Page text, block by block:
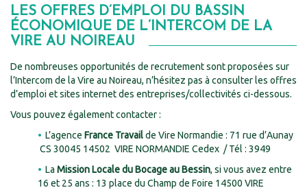
LES OFFRES D’EMPLOI DU BASSIN
ÉCONOMIQUE DE L’INTERCOM DE LA
VIRE AU NOIREAU
De nombreuses opportunités de recrutement sont proposées sur
l’Intercom de la Vire au Noireau, n’hésitez pas à consulter les offres
d’emploi et sites internet des entreprises/collectivités ci-dessous.
Vous pouvez également contacter :
L’agence France Travailde Vire Normandie : 71 rue d’Aunay
CS 30045 14502 VIRE NORMANDIE Cedex / Tél : 3949
La Mission Locale du Bocage au Bessin, si vous avez entre
16 et 25 ans : 13 place du Champ de Foire 14500 VIRE